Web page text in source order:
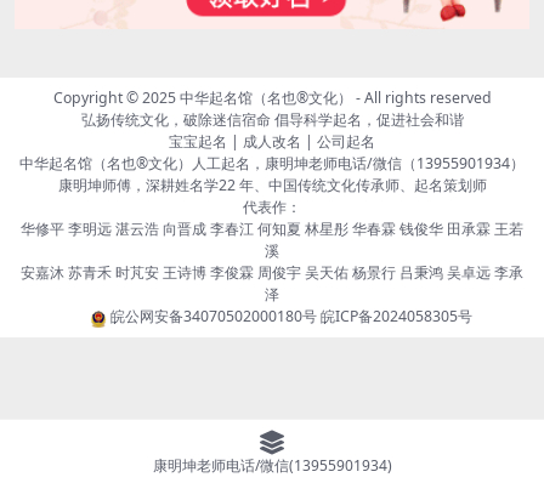
Copyright © 2025中华起名馆（名也®文化） - All rights reserved
弘扬传统文化，破除迷信宿命 倡导科学起名，促进社会和谐
宝宝起名 | 成人改名 | 公司起名
中华起名馆（名也®文化）人工起名，康明坤老师电话/微信（13955901934）
康明坤师傅，深耕姓名学22 年、中国传统文化传承师、起名策划师
代表作：
华修平 李明远 湛云浩 向晋成 李春江 何知夏 林星彤 华春霖 钱俊华 田承霖 王若
溪
安嘉沐 苏青禾 时芃安 王诗博 李俊霖 周俊宇 吴天佑 杨景行 吕秉鸿 吴卓远 李承
泽
皖公网安备34070502000180号皖ICP备2024058305号
康明坤老师电话/微信(13955901934)